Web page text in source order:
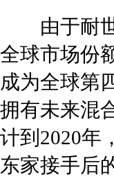
由于耐
全球市场份
成为全球第
拥有未来混
计到2020年
东家接手后